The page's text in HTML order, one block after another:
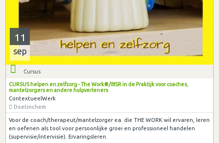
11
sep
Cursus
CURSUS helpen en zelfzorg - The Work®/IBSR in de Praktijk voor coaches,
mantelzorgers en andere hulpverleners
ContextueelWerk
Doetinchem
Voor de coach/therapeut/mantelzorger ea. die THE WORK wil ervaren, leren
en oefenen als tool voor persoonlijke groei en professioneel handelen
(supervisie/intervisie). Ervaringsleren.